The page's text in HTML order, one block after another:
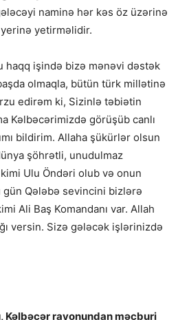
naminə hər kəs öz üzərinə
yetirməlidir.
haqq işində bizə mənəvi dəstək
olmaqla, bütün türk millətinə
edirəm ki, Sizinlə təbiətin
Kəlbəcərimizdə görüşüb canlı
bildirim. Allaha şükürlər olsun
şöhrətli, unudulmaz
Ulu Öndəri olub və onun
gün Qələbə sevincini bizlərə
Ali Baş Komandanı var. Allah
versin. Sizə gələcək işlərinizdə
Kəlbəcər rayonundan məcburi